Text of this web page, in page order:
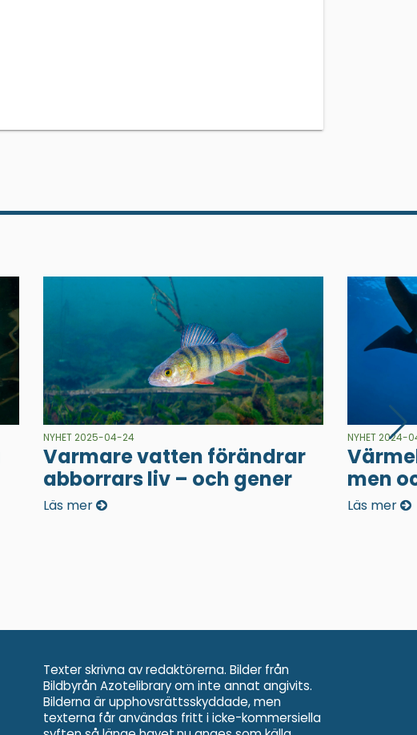
NYHET 2025-04-24
Varmare vatten förändrar
abborrars liv – och gener
Läs mer
NYHET 2024-
men
Läs mer
Texter skrivna av redaktörerna. Bilder från
Bildbyrån Azotelibrary om inte annat angivits.
Bilderna är upphovsrättsskyddade, men
texterna får användas fritt i icke-kommersiella